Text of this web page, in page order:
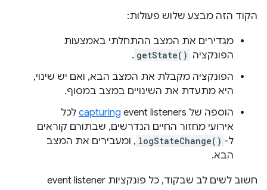
הקוד הזה מבצע שלוש פעולות:
מגדירים את המצב ההתחלתי באמצעות
הפונקציה getState()
.
הפונקציה מקבלת את המצב הבא, ואם יש שינוי,
היא מתעדת את השינויים במצב במסוף.
הוספה של
capturing event listeners לכל
אירועי מחזור החיים הנדרשים, שבתורם קוראים
ל- logStateChange() , ומעבירים את המצב
הבא.
חשוב לשים לב שבקוד, כל פונקציות event listener